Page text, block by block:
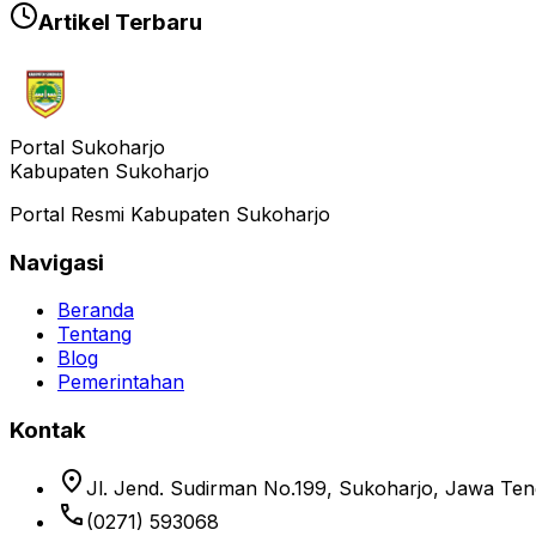
Artikel Terbaru
Portal Sukoharjo
Kabupaten Sukoharjo
Portal Resmi Kabupaten Sukoharjo
Navigasi
Beranda
Tentang
Blog
Pemerintahan
Kontak
location_on Jl. Jend. Sudirman No.199, Sukoharjo, Jawa
phone (0271) 593068